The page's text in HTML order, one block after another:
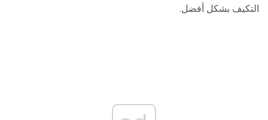
التكيف بشكل أفضل.